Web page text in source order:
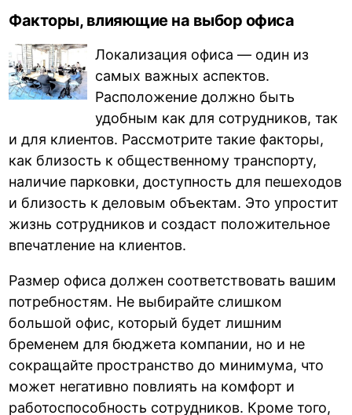
Факторы, влияющие на выбор офиса
Локализация офиса — один из
самых важных аспектов.
Расположение должно быть
удобным как для сотрудников, так
и для клиентов. Рассмотрите такие факторы,
как близость к общественному транспорту,
наличие парковки, доступность для пешеходов
и близость к деловым объектам. Это упростит
жизнь сотрудников и создаст положительное
впечатление на клиентов.
Размер офиса должен соответствовать вашим
потребностям. Не выбирайте слишком
большой офис, который будет лишним
бременем для бюджета компании, но и не
сокращайте пространство до минимума, что
может негативно повлиять на комфорт и
работоспособность сотрудников. Кроме того,